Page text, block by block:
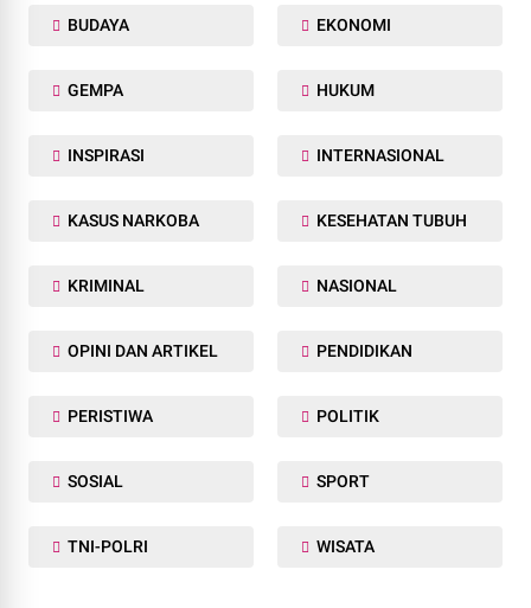
BUDAYA EKONOMI
GEMPA HUKUM
INSPIRASI INTERNASIONAL
KASUS NARKOBA KESEHATAN TUBUH
KRIMINAL NASIONAL
OPINI DAN ARTIKEL PENDIDIKAN
PERISTIWA POLITIK
SOSIAL SPORT
TNI-POLRI WISATA